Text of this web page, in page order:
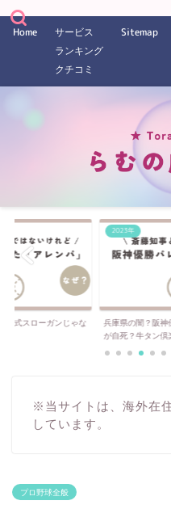
Home
サービス
ランキング
クチコミ
Sitemap
公式スローガンじゃな
2023年
兵庫県の闇？阪
が自死？牛タン倶
※当サイトは、海外在
しています。
プロ野球全般